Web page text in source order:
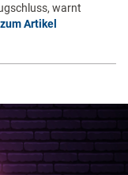
warnt
zum Artikel